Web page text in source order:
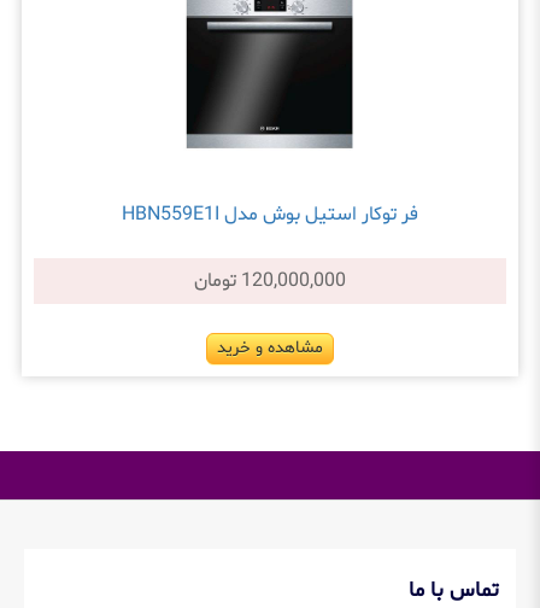
فر توکار استیل بوش مدل HBN559E1I
120,000,000 تومان
مشاهده و خرید
تماس با ما